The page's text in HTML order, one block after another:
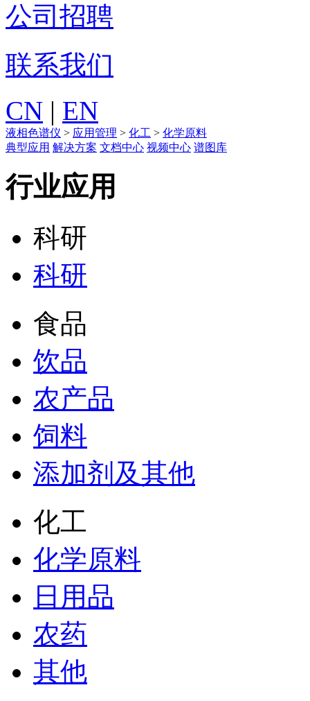
公司招聘
联系我们
CN | EN
液相色谱仪 > 应用管理 > 化工 > 化学原料
典型应用 解决方案 文档中心 视频中心 谱图库
行业应用
科研
科研
食品
饮品
农产品
饲料
添加剂及其他
化工
化学原料
日用品
农药
其他